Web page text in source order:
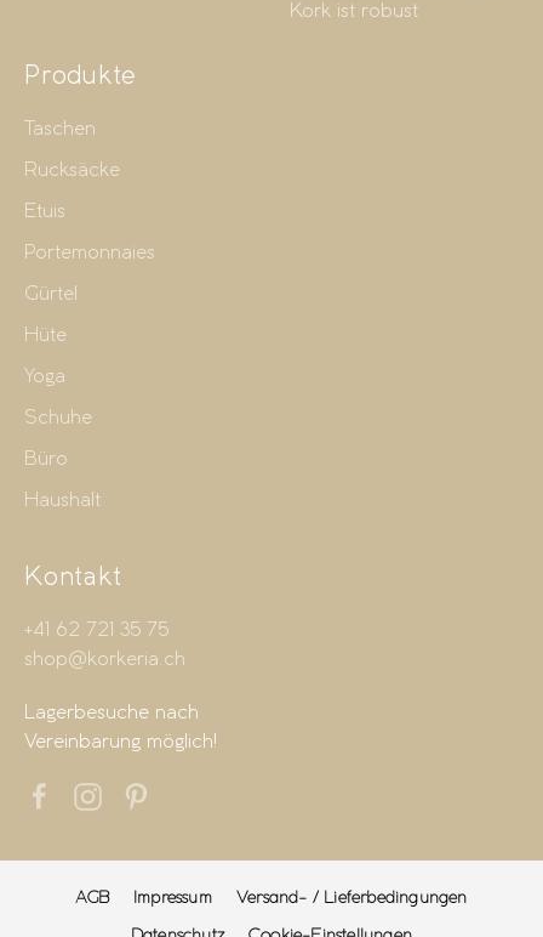
Kork ist robust
Produkte
Taschen
Rucksäcke
Etuis
Portemonnaies
Gürtel
Hüte
Yoga
Schuhe
Büro
Haushalt
Kontakt
+41 62 721 35 75
shop@korkeria.ch
Lagerbesuche nach
Vereinbarung möglich!
AGB Impressum
Versand- / Lieferbedingungen